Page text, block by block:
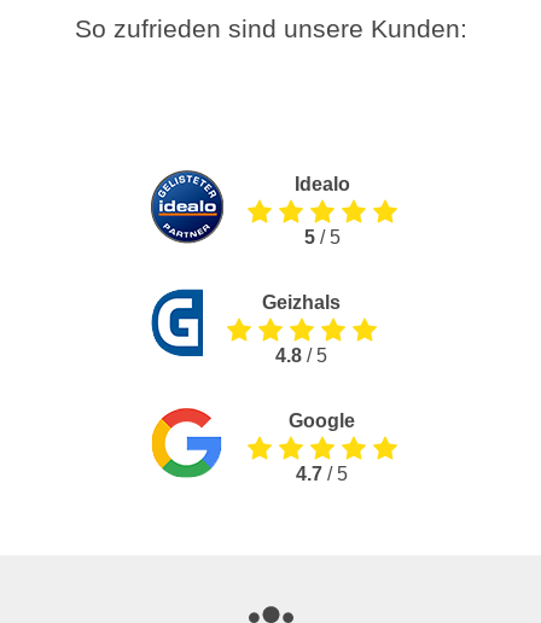
So zufrieden sind unsere Kunden:
Idealo
5/ 5
Geizhals
4.8 / 5
Google
4.7 / 5